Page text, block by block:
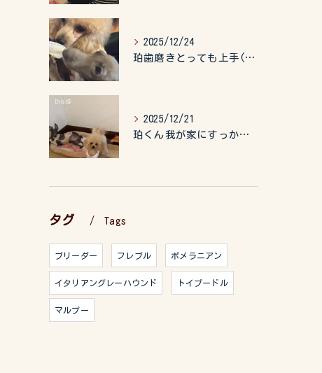
2025/12/24
珀歯磨きとっても上手(о´∀`о)
2025/12/21
珀くん我が家にすっかりなれて、キッズのお世話もしてくれて、今...
タグ Tags
ブリーダー フレブル ポメラニアン
イタリアングレーハウンド トイプードル
マルプー